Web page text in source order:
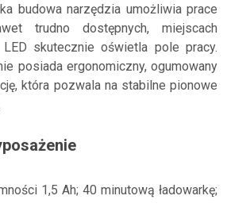
budowa narzędzia umożliwia prace
trudno dostępnych, miejscach
skutecznie oświetla pole pracy.
posiada ergonomiczny, ogumowany
która pozwala na stabilne pionowe
1,5 Ah; 40 minutową ładowarkę;